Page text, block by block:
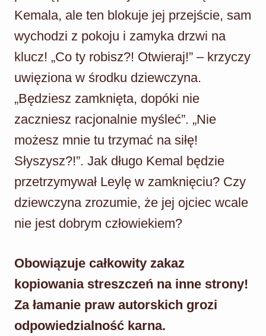
Kemala, ale ten blokuje jej przejście, sam
wychodzi z pokoju i zamyka drzwi na
klucz! „Co ty robisz?! Otwieraj!” – krzyczy
uwięziona w środku dziewczyna.
„Będziesz zamknięta, dopóki nie
zaczniesz racjonalnie myśleć”. „Nie
możesz mnie tu trzymać na siłę!
Słyszysz?!”. Jak długo Kemal będzie
przetrzymywał Leylę w zamknięciu? Czy
dziewczyna zrozumie, że jej ojciec wcale
nie jest dobrym człowiekiem?
Obowiązuje całkowity zakaz
kopiowania streszczeń na inne strony!
Za łamanie praw autorskich grozi
odpowiedzialność karna.